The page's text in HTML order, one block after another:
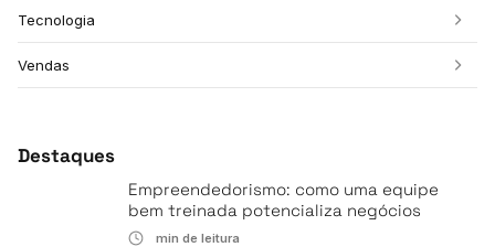
Tecnologia
Vendas
Destaques
Empreendedorismo: como uma equipe
bem treinada potencializa negócios
min de leitura